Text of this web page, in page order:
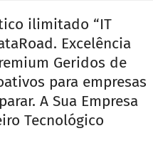
ilimitado “IT
Excelência
Geridos de
para empresas
A Sua Empresa
Tecnológico